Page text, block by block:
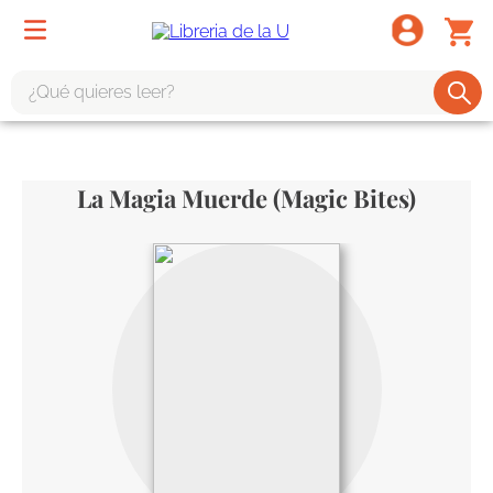
La Magia Muerde (Magic Bites)
tote bag -
harry potter